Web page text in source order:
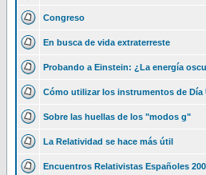
Congreso
En busca de vida extraterreste
Probando a Einstein: ¿La energía
Cómo utilizar los instrumentos de Día
Sobre las huellas de los "modos g"
La Relatividad se hace más útil
Encuentros Relativistas Españoles